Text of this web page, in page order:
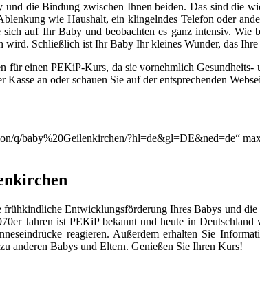
die Bindung zwischen Ihnen beiden. Das sind die
wie Haushalt, ein klingelndes Telefon oder
auf Ihr Baby und beobachten es ganz intensiv.
wird. Schließlich ist Ihr Baby Ihr kleines Wunder, das
für einen PEKiP-Kurs, da sie vornehmlich Gesundheits-
an oder schauen Sie auf der entsprechenden
q/baby%20Geilenkirchen/?hl=de&gl=DE&ned=de“
Entwicklungsförderung Ihres Babys und die
Jahren ist PEKiP bekannt und heute in
reagieren. Außerdem erhalten Sie
anderen Babys und Eltern. Genießen Sie Ihren Kurs!